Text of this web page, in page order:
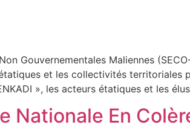
Gouvernementales Maliennes
et les collectivités territoriales
», les acteurs étatiques et les
Nationale En